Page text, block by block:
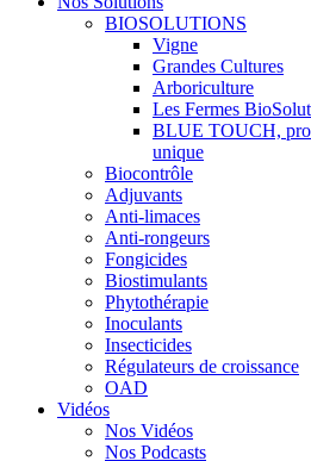
BIOSOLUTIONS
Vigne
Grandes Cultures
Arboriculture
Les Fermes
BLUE TOUCH,
unique
Biocontrôle
Adjuvants
Anti-limaces
Anti-rongeurs
Fongicides
Biostimulants
Phytothérapie
Inoculants
Insecticides
Régulateurs de croissance
OAD
Vidéos
Nos Vidéos
Nos Podcasts